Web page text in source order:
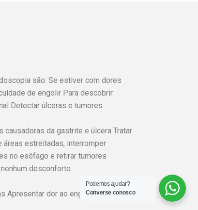
são: Se estiver com dores
de engolir Para descobrir
Detectar úlceras e tumores
causadoras da gastrite e úlcera Tratar
estreitadas, interromper
no esôfago e retirar tumores
desconforto.
Apresentar dor ao engolir e náuseas e
Podemos ajudar?
Converse conosco